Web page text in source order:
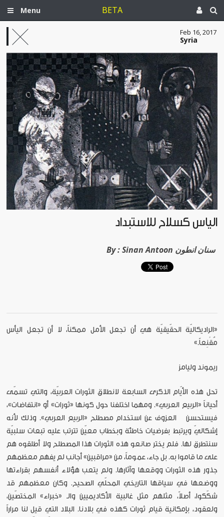
Menu BETA
Feb 16, 2017
Syria
اليأس كسلاح للاستبداد
By : Sinan Antoon سنان انطون
«الراديكاليّة الحقّيقيّة هي أن تجعل الأمل ممكناً، لا أن تجعل اليأس
مُقْنِعاً.»
ريموند وليامز
تحل هذه الأيّام الذكرى السابعة لانطلاق الثورات العربيّة، والتي تسمّى
أحياناً «الربيع العربي». ومهما اختلفنا حول كونها «ثورات» أو «انتفاضات»،
فيستحسن العزوف عن استخدام مصطلح «الربيع العربي». وذلك لأنه
إشكاليّ ويرتبط بفرضيات خاطئة وبخطاب معيّن تترتب عليه تبعات سلبيّة
سنتطرق لها. فلم يختر صانعو هذه الثورات هذا المصطلح ولا أطلقوه هم
على ما قاموا به. بل جاء، عموماً، من «مراقبين» أجانب لم يفهم معظمهم
جذور هذه الثورات ووقعها وآثارها. ولم يتعب هؤلاء أنفسهم بقراءتها
ووضعها في سياقها التاريخي المحلّي الصحيح. وكان معظمهم قد
شكّكوا، أصلاً، مثلهم مثل غالبية الأكاديميين والـ «خبراء» المختصّين،
ولعقود، بإمكانية قيام ثورات كهذه في بلادنا. البلاد التي قيل لنا مراراً